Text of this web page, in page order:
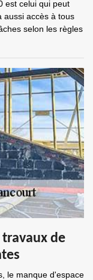
est celui qui peut
aussi accès à tous
selon les règles
de
le manque d'espace